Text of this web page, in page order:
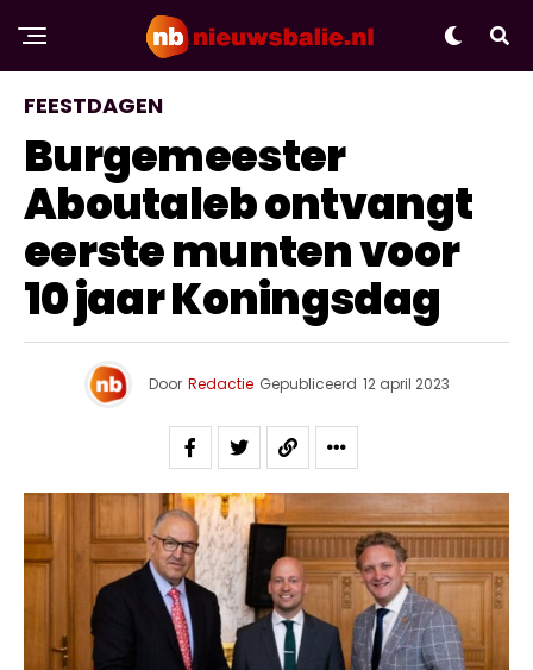
FEESTDAGEN
Burgemeester
Aboutaleb ontvangt
eerste munten voor
10 jaar Koningsdag
Door Redactie Gepubliceerd 12 april 2023